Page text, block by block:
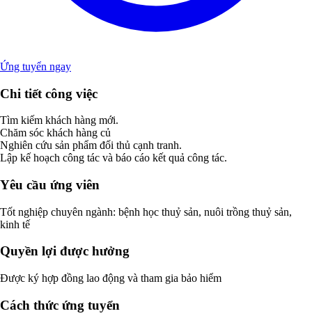
Ứng tuyển ngay
Chi tiết công việc
Tìm kiếm khách hàng mới.
Chăm sóc khách hàng củ
Nghiên cứu sản phẩm đối thủ cạnh tranh.
Lập kế hoạch công tác và báo cáo kết quả công tác.
Yêu cầu ứng viên
Tốt nghiệp chuyên ngành: bệnh học thuỷ sản, nuôi trồng thuỷ sản,
kinh tế
Quyền lợi được hưởng
Được ký hợp đồng lao động và tham gia bảo hiểm
Cách thức ứng tuyển